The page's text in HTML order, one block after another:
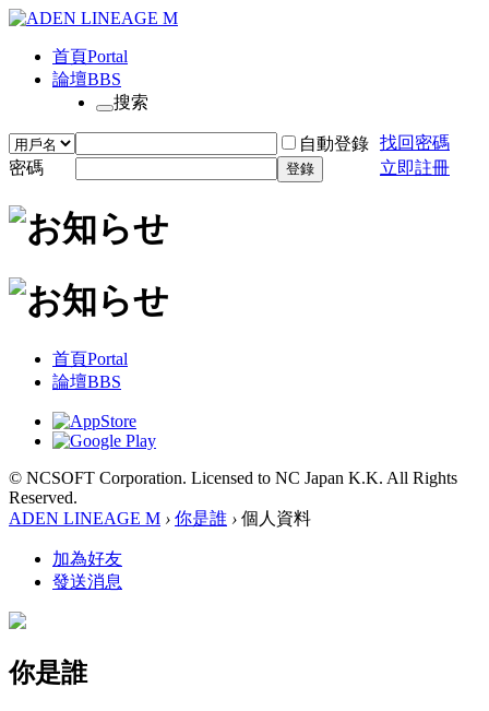
首頁Portal
論壇BBS
搜索
自動登錄 找回密碼
密碼
登錄 立即註冊
首頁Portal
論壇BBS
© NCSOFT Corporation. Licensed to NC Japan K.K. All Rights
Reserved.
ADEN LINEAGE M › 你是誰 › 個人資料
加為好友
發送消息
你是誰